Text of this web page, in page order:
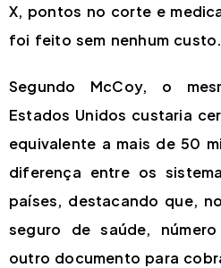
X, pontos no corte e
foi feito sem nenhum custo.
Segundo McCoy, o
Estados Unidos custaria
equivalente a mais de 50
diferença entre os
países, destacando que,
seguro de saúde,
outro documento para